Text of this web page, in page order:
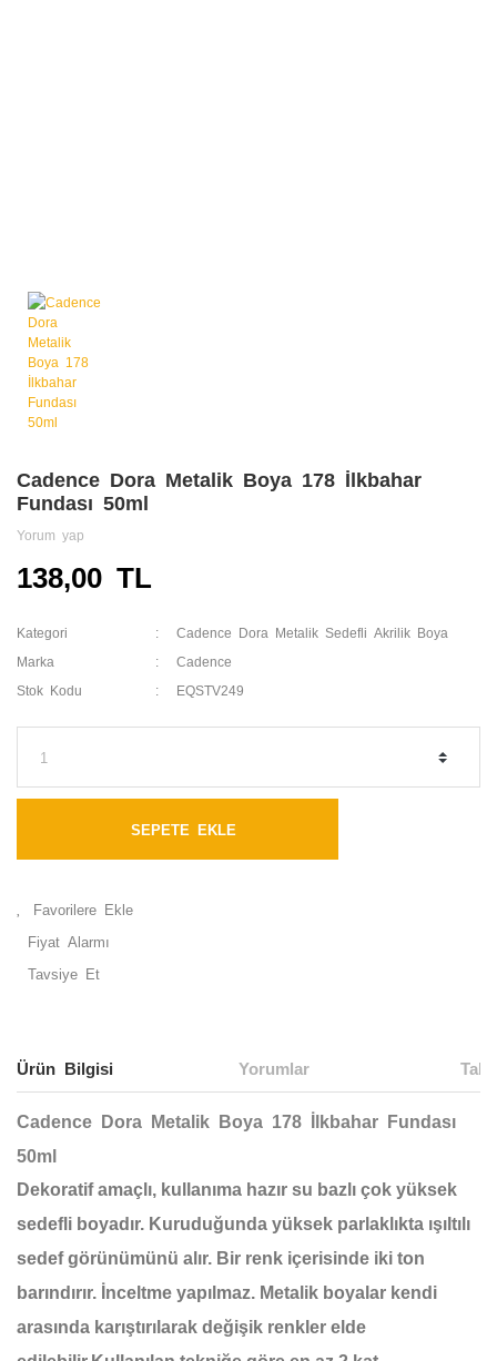
Cadence Dora Metalik Boya 178 İlkbahar
Fundası 50ml
Yorum yap
138,00 TL
Kategori Cadence Dora Metalik Sedefli Akrilik Boya
Marka Cadence
Stok Kodu EQSTV249
SEPETE EKLE
Fiyat Alarmı
Tavsiye Et
Ürün Bilgisi Yorumlar
Cadence Dora Metalik Boya 178 İlkbahar Fundası
50ml
Dekoratif amaçlı, kullanıma hazır su bazlı çok yüksek
sedefli boyadır. Kuruduğunda yüksek parlaklıkta ışıltılı
sedef görünümünü alır. Bir renk içerisinde iki ton
barındırır. İnceltme yapılmaz. Metalik boyalar kendi
arasında karıştırılarak değişik renkler elde